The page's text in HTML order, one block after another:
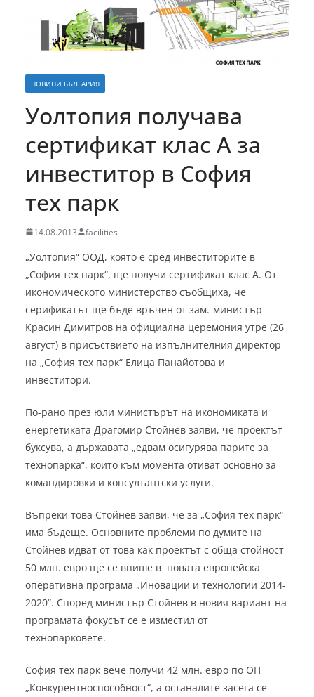
НОВИНИ БЪЛГАРИЯ
Уолтопия получава
сертификат клас А за
инвеститор в София
тех парк
14.08.2013 facilities
„Уолтопия“ ООД, която е сред инвеститорите в
„София тех парк“, ще получи сертификат клас А. От
икономическото министерство съобщиха, че
серификатът ще бъде връчен от зам.-министър
Красин Димитров на официална церемония утре (26
август) в присъствието на изпълнителния директор
на „София тех парк“ Елица Панайотова и
инвеститори.
По-рано през юли министърът на икономиката и
енергетиката Драгомир Стойнев заяви, че проектът
буксува, а държавата „едвам осигурява парите за
технопарка“, които към момента отиват основно за
командировки и консултантски услуги.
Въпреки това Стойнев заяви, че за „София тех парк“
има бъдеще. Основните проблеми по думите на
Стойнев идват от това как проектът с обща стойност
50 млн. евро ще се впише в новата европейска
оперативна програма „Иновации и технологии 2014-
2020“. Според министър Стойнев в новия вариант на
програмата фокусът се е изместил от
технопарковете.
София тех парк вече получи 42 млн. евро по ОП
„Конкурентноспособност“, а останалите засега се